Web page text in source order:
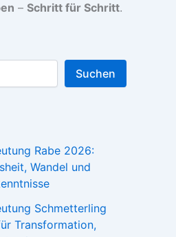
– Schritt für Schritt.
Suchen
Rabe 2026:
Wandel und
Schmetterling
Transformation,